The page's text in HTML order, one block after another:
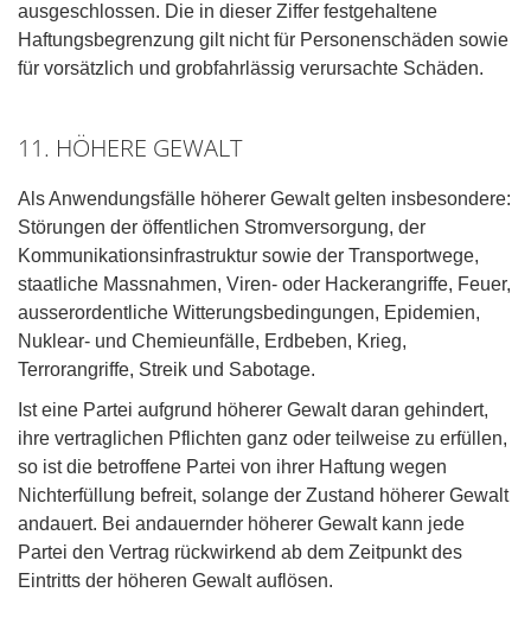
ausgeschlossen. Die in dieser Ziffer festgehaltene
Haftungsbegrenzung gilt nicht für Personenschäden sowie
für vorsätzlich und grobfahrlässig verursachte Schäden.
11. HÖHERE GEWALT
Als Anwendungsfälle höherer Gewalt gelten insbesondere:
Störungen der öffentlichen Stromversorgung, der
Kommunikationsinfrastruktur sowie der Transportwege,
staatliche Massnahmen, Viren- oder Hackerangriffe, Feuer,
ausserordentliche Witterungsbedingungen, Epidemien,
Nuklear- und Chemieunfälle, Erdbeben, Krieg,
Terrorangriffe, Streik und Sabotage.
Ist eine Partei aufgrund höherer Gewalt daran gehindert,
ihre vertraglichen Pflichten ganz oder teilweise zu erfüllen,
so ist die betroffene Partei von ihrer Haftung wegen
Nichterfüllung befreit, solange der Zustand höherer Gewalt
andauert. Bei andauernder höherer Gewalt kann jede
Partei den Vertrag rückwirkend ab dem Zeitpunkt des
Eintritts der höheren Gewalt auflösen.